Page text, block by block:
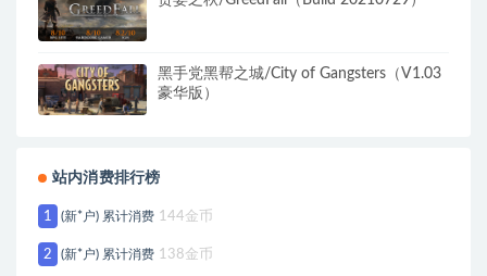
黑手党黑帮之城/City of Gangsters（V1.03
豪华版）
站内消费排行榜
1 (新*户) 累计消费 144金币
2 (新*户) 累计消费 138金币